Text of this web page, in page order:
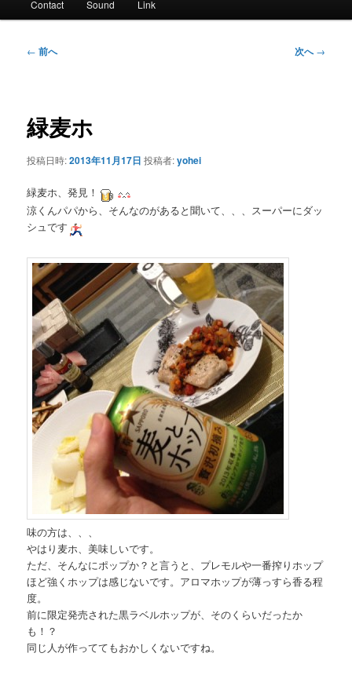
メ
Contact Sound Link
投
ゲ
ー
ョ
← 前へ 次へ→
緑麦ホ
投稿日時:2013年11月17日 投稿者:yohei
緑麦ホ、発見！
涼くんパパから、そんなのがあると聞いて、、、スーパーにダッ
シュです
味の方は、、、
やはり麦ホ、美味しいです。
ただ、そんなにポップか？と言うと、プレモルや一番搾りホップ
ほど強くホップは感じないです。アロマホップが薄っすら香る程
度。
前に限定発売された黒ラベルホップが、そのくらいだったか
も！？
同じ人が作っててもおかしくないですね。